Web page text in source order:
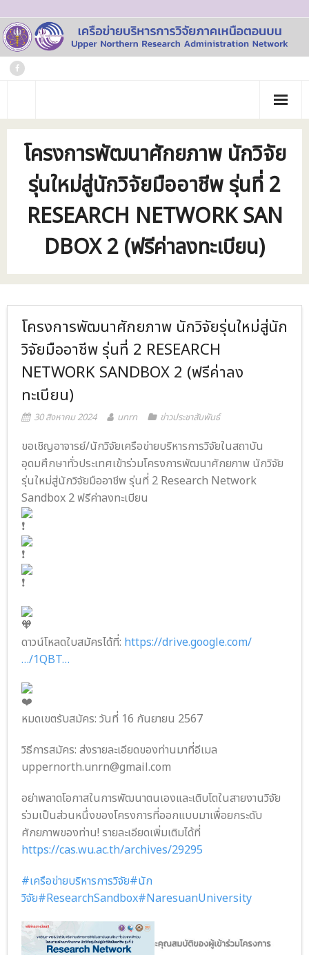
Skip
to
content
หน้าแรก
เกี่ยวกับเรา
- ประวัติเครือข่าย
- ภารกิจเครือข่าย
- CE
- Privacy Policy
ข่าวประชาสัมพันธ์
ติดต่อเรา
โครงการพัฒนาศักยภาพ นักวิจัย
รุ่นใหม่สู่นักวิจัยมืออาชีพ รุ่นที่ 2
RESEARCH NETWORK SAN
DBOX 2 (ฟรีค่าลงทะเบียน)
โครงการพัฒนาศักยภาพ นักวิจัยรุ่นใหม่สู่นัก
วิจัยมืออาชีพ รุ่นที่ 2 RESEARCH
NETWORK SANDBOX 2 (ฟรีค่าลง
ทะเบียน)
30 สิงหาคม 2024 unrn ข่าวประชาสัมพันธ์
ขอเชิญอาจารย์/นักวิจัยเครือข่ายบริหารการวิจัยในสถาบัน
อุดมศึกษาทั่วประเทศเข้าร่วมโครงการพัฒนาศักยภาพ นักวิจัย
รุ่นใหม่สู่นักวิจัยมืออาชีพ รุ่นที่ 2 Research Network
Sandbox 2 ฟรีค่าลงทะเบียน
ดาวน์โหลดใบสมัครได้ที่: https://drive.google.com/
…/1QBT…
หมดเขตรับสมัคร: วันที่ 16 กันยายน 2567
วิธีการสมัคร: ส่งรายละเอียดของท่านมาที่อีเมล
uppernorth.unrn@gmail.com
อย่าพลาดโอกาสในการพัฒนาตนเองและเติบโตในสายงานวิจัย
ร่วมเป็นส่วนหนึ่งของโครงการที่ออกแบบมาเพื่อยกระดับ
ศักยภาพของท่าน! รายละเอียดเพิ่มเติมได้ที่
https://cas.wu.ac.th/archives/29295
#เครือข่ายบริหารการวิจัย#นัก
วิจัย#ResearchSandbox#NaresuanUniversity